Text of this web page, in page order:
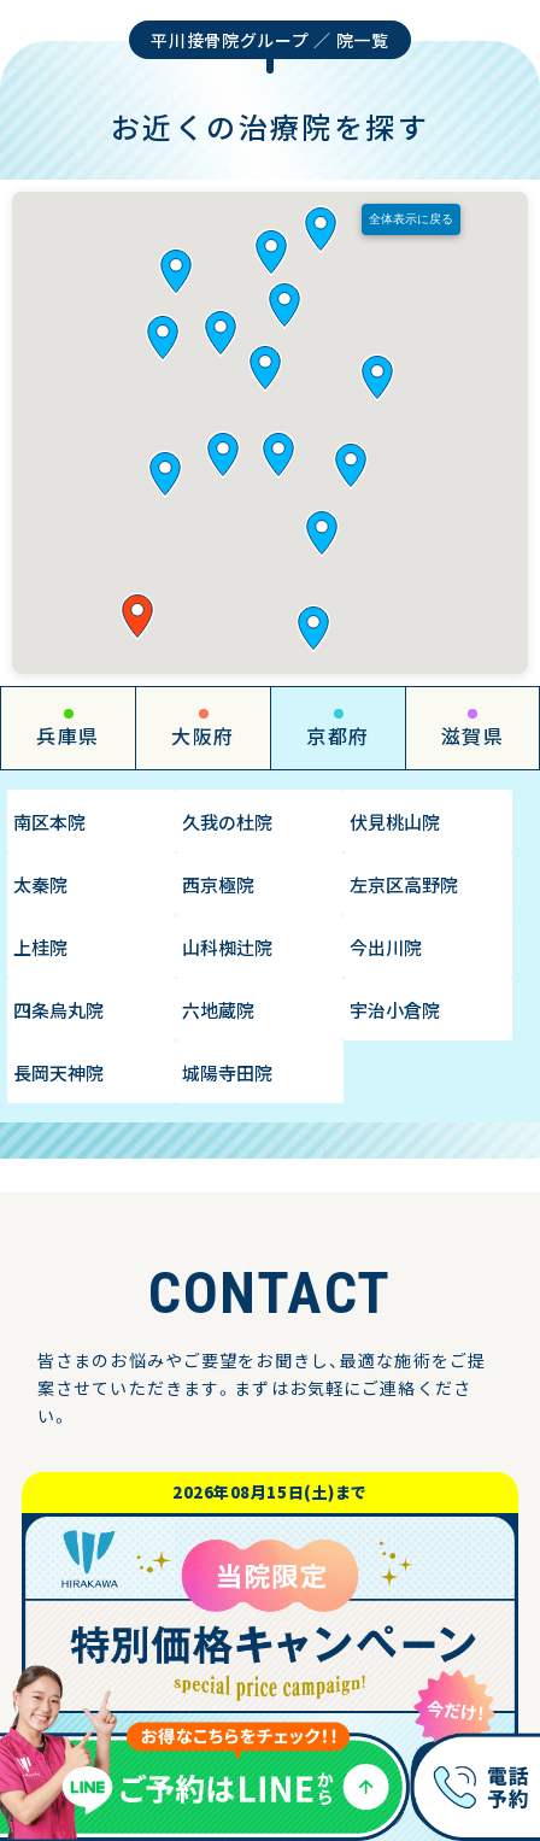
平川接骨院グループ ／ 院一覧
お近くの治療院を探す
全体表示に戻る
兵庫県 大阪府 京都府 滋賀県
南区本院 久我の杜院 伏見桃山院
太秦院 西京極院 左京区高野院
上桂院 山科椥辻院 今出川院
四条烏丸院 六地蔵院 宇治小倉院
長岡天神院 城陽寺田院
CONTACT
皆さまのお悩みやご要望をお聞きし、最適な施術をご提
案させていただきます。 まずはお気軽にご連絡くださ
い。
2026年08月15日(土)まで